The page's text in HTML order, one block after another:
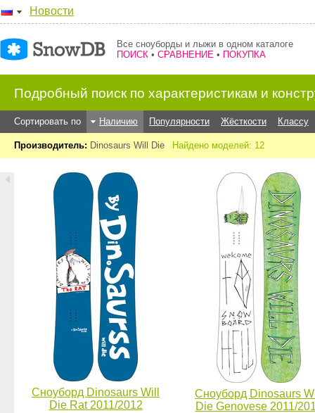
Новости
Все сноуборды и лыжи в одном каталоге
ПОИСК • СРАВНЕНИЕ • ПОКУПКА
Подробный поиск по характеристикам и
Сортировать по Наличию Популярности Жёсткости Классу
Производитель: Dinosaurs Will Die Найдено моделей: 12
Сноуборд Dinosaurs Will
Die Rat 2011/2012
Сноуборд Dinosaurs
Die Genovese 2011/